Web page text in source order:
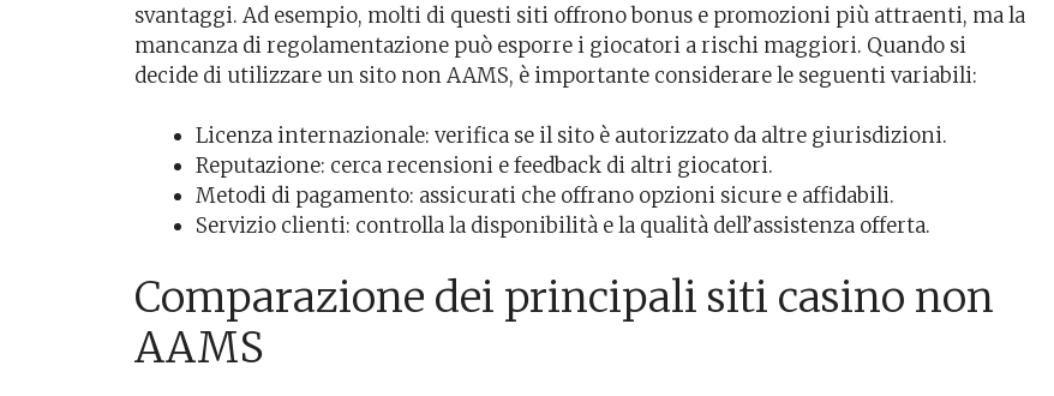
svantaggi. Ad esempio, molti di questi siti offrono bonus e promozioni più attraenti, ma la
mancanza di regolamentazione può esporre i giocatori a rischi maggiori. Quando si
decide di utilizzare un sito non AAMS, è importante considerare le seguenti variabili:
Licenza internazionale: verifica se il sito è autorizzato da altre giurisdizioni.
Reputazione: cerca recensioni e feedback di altri giocatori.
Metodi di pagamento: assicurati che offrano opzioni sicure e affidabili.
Servizio clienti: controlla la disponibilità e la qualità dell’assistenza offerta.
Comparazione dei principali siti casino non
AAMS